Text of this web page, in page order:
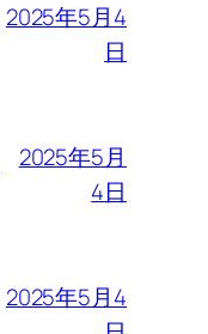
2025年5月4
日
2025年5月
4日
2025年5月4